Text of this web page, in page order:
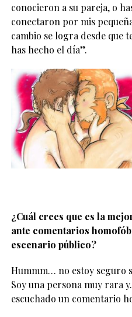
conocieron a su pareja, o
conectaron por mis
cambio se logra desde que
has hecho el día”.
¿Cuál crees que es la
ante comentarios
escenario público?
Hummm… no estoy seguro
Soy una persona muy rara
escuchado un comentario